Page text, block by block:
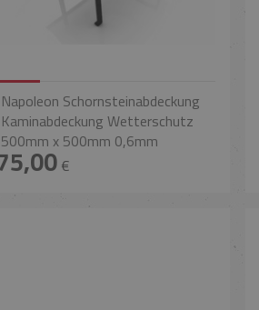
Napoleon Schornsteinabdeckung
Kaminabdeckung Wetterschutz
500mm x 500mm 0,6mm
€